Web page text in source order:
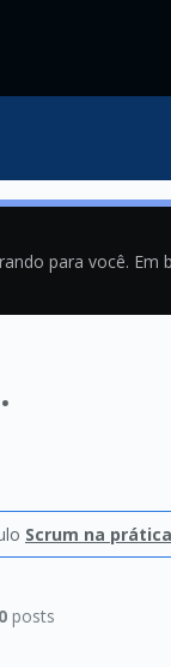
para você.
Scrum na prática
posts